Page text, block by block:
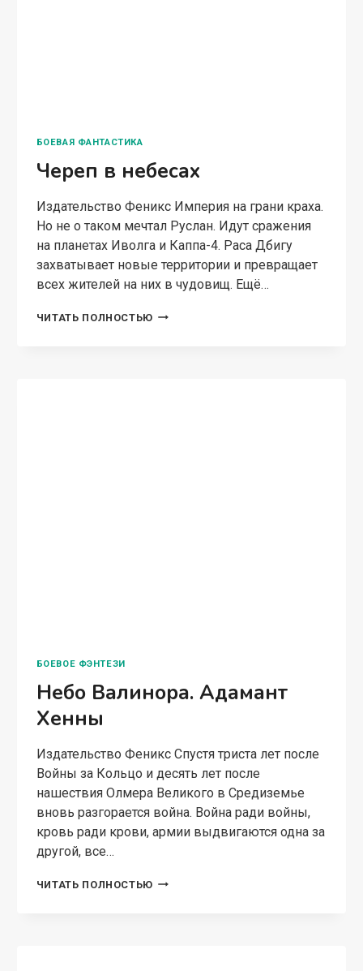
БОЕВАЯ ФАНТАСТИКА
Череп в небесах
Издательство Феникс Империя на грани краха.
Но не о таком мечтал Руслан. Идут сражения
на планетах Иволга и Каппа-4. Раса Дбигу
захватывает новые территории и превращает
всех жителей на них в чудовищ. Ещё…
ЧИТАТЬ ПОЛНОСТЬЮ ЧЕРЕП
БОЕВОЕ ФЭНТЕЗИ
Небо Валинора. Адамант
Хенны
Издательство Феникс Спустя триста лет после
Войны за Кольцо и десять лет после
нашествия Олмера Великого в Средиземье
вновь разгорается война. Война ради войны,
кровь ради крови, армии выдвигаются одна за
другой, все…
ЧИТАТЬ ПОЛНОСТЬЮ НЕБО